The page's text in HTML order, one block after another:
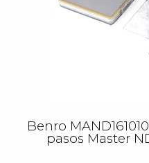
Benro
pasos Master